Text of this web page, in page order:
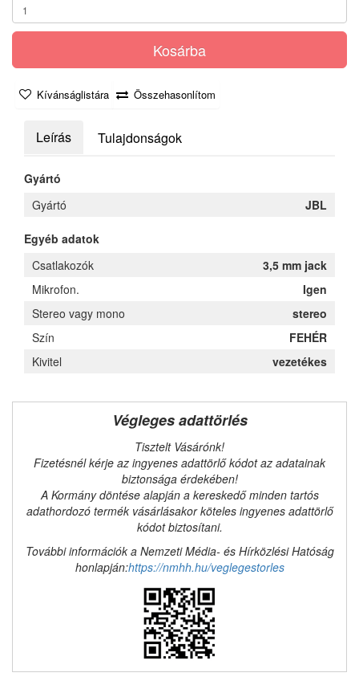
Kosárba
Kívánságlistára Összehasonlítom
Leírás Tulajdonságok
Gyártó
Gyártó
JBL
Egyéb adatok
Csatlakozók
3,5 mm jack
Mikrofon.
Igen
Stereo vagy mono
stereo
Szín
FEHÉR
Kivitel
vezetékes
Végleges adattörlés
Tisztelt Vásárónk!
Fizetésnél kérje az ingyenes adattörlő kódot az adatainak
biztonsága érdekében!
A Kormány döntése alapján a kereskedő minden tartós
adathordozó termék vásárlásakor köteles ingyenes adattörlő
kódot biztosítani.
További információk a Nemzeti Média- és Hírközlési Hatóság
honlapján:https://nmhh.hu/veglegestorles